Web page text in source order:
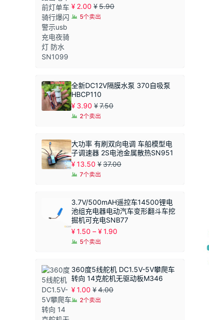
¥ 2.00 ¥5.90
5个卖出
全新DC12V隔膜水泵 370自吸泵
HBCP110
¥ 3.90 ¥7.50
2个卖出
大功率 有刷双向电调 车船模型电
子调速器 2S电池金属散热SN951
¥13.50 ¥37.00
7个卖出
3.7V/500mAH遥控车14500锂电
池组充电器电动汽车变形翻斗车挖
掘机可充电SNB77
¥1.50 – ¥1.90
¥1.50
至
¥1.90
5个卖出
360度5线舵机 DC1.5V-5V攀爬车
转向 14克舵机无驱动板M346
¥1.00 ¥4.00
2个卖出